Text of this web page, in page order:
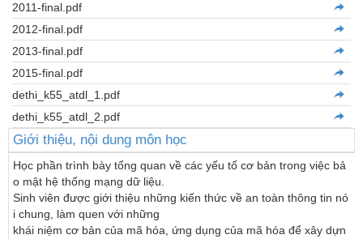
2011-final.pdf
2012-final.pdf
2013-final.pdf
2015-final.pdf
dethi_k55_atdl_1.pdf
dethi_k55_atdl_2.pdf
Giới thiệu, nội dung môn học
Học phần trình bày tổng quan về các yếu tố cơ bản trong việc bả
o mật hệ thống mạng dữ liệu.
Sinh viên được giới thiệu những kiến thức về an toàn thông tin nó
i chung, làm quen với những
khái niệm cơ bản của mã hóa, ứng dụng của mã hóa để xây dựn